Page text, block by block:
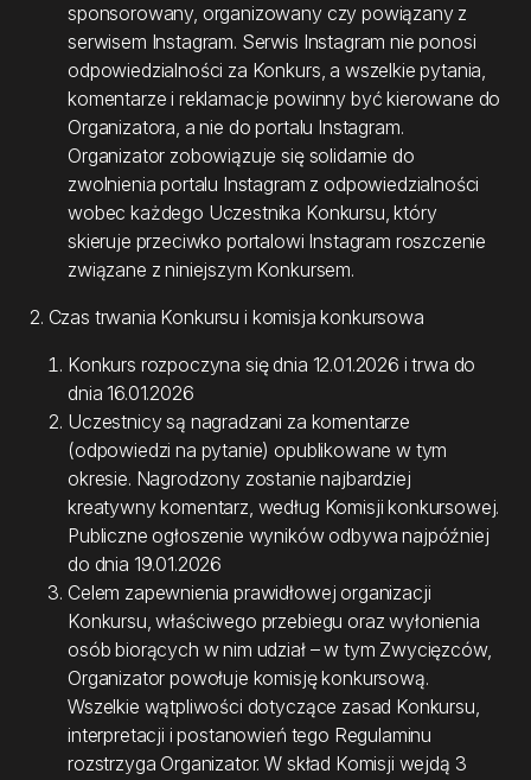
sponsorowany, organizowany czy powiązany z
serwisem Instagram. Serwis Instagram nie ponosi
odpowiedzialności za Konkurs, a wszelkie pytania,
komentarze i reklamacje powinny być kierowane do
Organizatora, a nie do portalu Instagram.
Organizator zobowiązuje się solidarnie do
zwolnienia portalu Instagram z odpowiedzialności
wobec każdego Uczestnika Konkursu, który
skieruje przeciwko portalowi Instagram roszczenie
związane z niniejszym Konkursem.
2. Czas trwania Konkursu i komisja konkursowa
Konkurs rozpoczyna się dnia 12.01.2026 i trwa do
dnia 16.01.2026
Uczestnicy są nagradzani za komentarze
(odpowiedzi na pytanie) opublikowane w tym
okresie. Nagrodzony zostanie najbardziej
kreatywny komentarz, według Komisji konkursowej.
Publiczne ogłoszenie wyników odbywa najpóźniej
do dnia 19.01.2026
Celem zapewnienia prawidłowej organizacji
Konkursu, właściwego przebiegu oraz wyłonienia
osób biorących w nim udział – w tym Zwycięzców,
Organizator powołuje komisję konkursową.
Wszelkie wątpliwości dotyczące zasad Konkursu,
interpretacji i postanowień tego Regulaminu
rozstrzyga Organizator. W skład Komisji wejdą 3